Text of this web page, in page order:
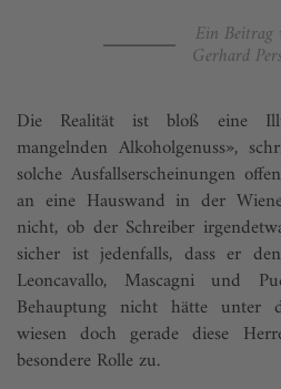
Ein Beitrag
Gerhard
Die Realität ist bloß eine
mangelnden Alkoholgenuss»,
solche Ausfallserscheinungen
an eine Hauswand in der
nicht, ob der Schreiber
sicher ist jedenfalls, dass er
Leoncavallo, Mascagni und
Behauptung nicht hätte unter
wiesen doch gerade diese
besondere Rolle zu.